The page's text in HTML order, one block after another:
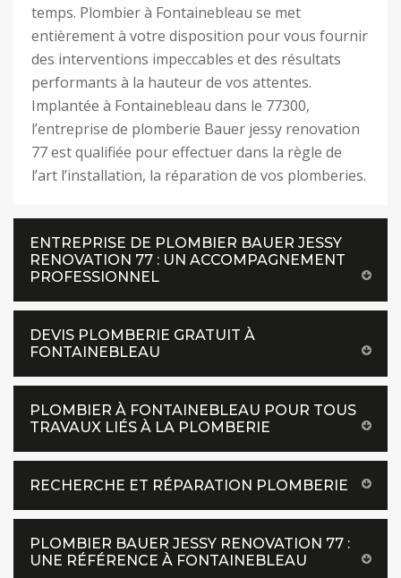
temps. Plombier à Fontainebleau se met
entièrement à votre disposition pour vous fournir
des interventions impeccables et des résultats
performants à la hauteur de vos attentes.
Implantée à Fontainebleau dans le 77300,
l’entreprise de plomberie Bauer jessy renovation
77 est qualifiée pour effectuer dans la règle de
l’art l’installation, la réparation de vos plomberies.
ENTREPRISE DE PLOMBIER BAUER JESSY
RENOVATION 77 : UN ACCOMPAGNEMENT
PROFESSIONNEL
DEVIS PLOMBERIE GRATUIT À
FONTAINEBLEAU
PLOMBIER À FONTAINEBLEAU POUR TOUS
TRAVAUX LIÉS À LA PLOMBERIE
RECHERCHE ET RÉPARATION PLOMBERIE
PLOMBIER BAUER JESSY RENOVATION 77 :
UNE RÉFÉRENCE À FONTAINEBLEAU